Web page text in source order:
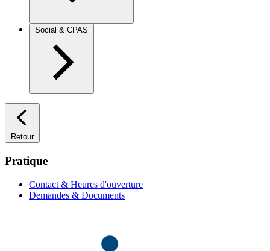
Social & CPAS
Retour
Pratique
Contact & Heures d'ouverture
Demandes & Documents